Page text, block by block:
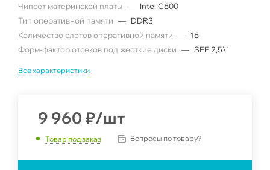
Чипсет материнской платы — Intel C600
Тип оперативной памяти — DDR3
Количество слотов оперативной памяти — 16
Форм-фактор отсеков под жесткие диски — SFF 2,5\"
Все характеристики
9 960 ₽/шт
Товар под заказ Вопросы по товару?